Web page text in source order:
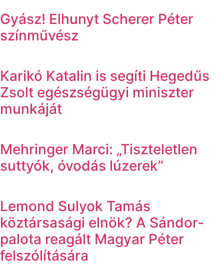
Gyász! Elhunyt Scherer Péter
színművész
Karikó Katalin is segíti Hegedűs
Zsolt egészségügyi miniszter
munkáját
Mehringer Marci: „Tiszteletlen
suttyók, óvodás lúzerek”
Lemond Sulyok Tamás
köztársasági elnök? A Sándor-
palota reagált Magyar Péter
felszólítására